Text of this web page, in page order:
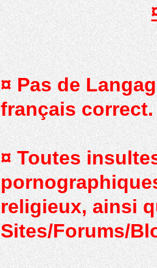
¤ Pas de
français correct.
¤ Toutes
religieux, ainsi
Sites/Forums/